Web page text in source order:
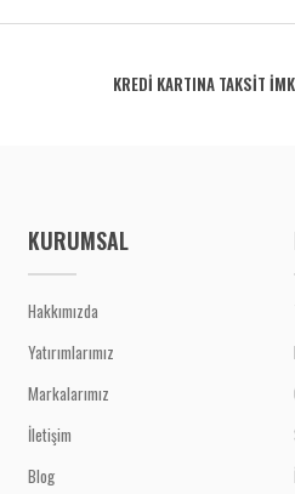
KREDİ KARTINA TAKSİT
KURUMSAL
Hakkımızda
Yatırımlarımız
Markalarımız
İletişim
Blog